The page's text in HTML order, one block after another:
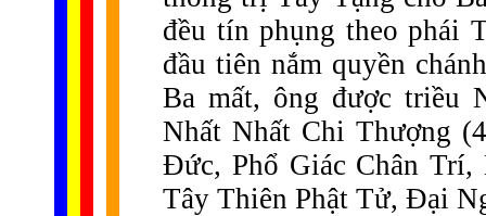
đều tín phụng theo phái
đầu tiên nắm quyền
Ba mất, ông được triều
Nhất Nhất Chi Thượng
Đức, Phổ Giác Chân
Tây Thiên Phật Tử, Đại